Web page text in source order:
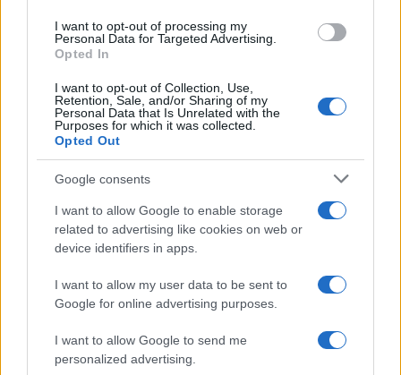
I want to opt-out of processing my
Personal Data for Targeted Advertising.
Opted In
I want to opt-out of Collection, Use,
Retention, Sale, and/or Sharing of my
Personal Data that Is Unrelated with the
Purposes for which it was collected.
Opted Out
Google consents
I want to allow Google to enable storage
related to advertising like cookies on web or
device identifiers in apps.
I want to allow my user data to be sent to
Google for online advertising purposes.
I want to allow Google to send me
personalized advertising.
Stap-voor-stap gids voor projectfinanciering met SPV’s en
Sven Bakker · 7 aug 2026
FINANCIERING